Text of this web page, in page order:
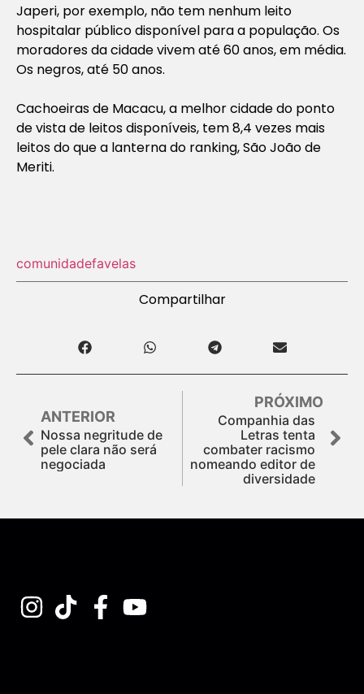
Japeri, por exemplo, não tem nenhum leito
hospitalar público disponível para a população. Os
moradores da cidade vivem até 60 anos, em média.
Os negros, até 50 anos.
Cachoeiras de Macacu, a melhor cidade do ponto
de vista de leitos disponíveis, tem 8,4 vezes mais
leitos do que a lanterna do ranking, São João de
Meriti.
comunidadefavelas
Compartilhar
ANTERIOR
Nossa negritude de
pele clara não será
negociada
PRÓXIMO
Companhia das
Letras tenta
combater racismo
nomeando editor de
diversidade